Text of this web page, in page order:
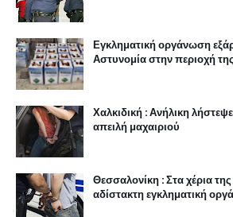
Εγκληματική οργάνωση
Αστυνομία στην περιοχή
Χαλκιδική : Ανήλικη
απειλή μαχαιριού
Θεσσαλονίκη : Στα χέρια
αδίστακτη εγκληματική